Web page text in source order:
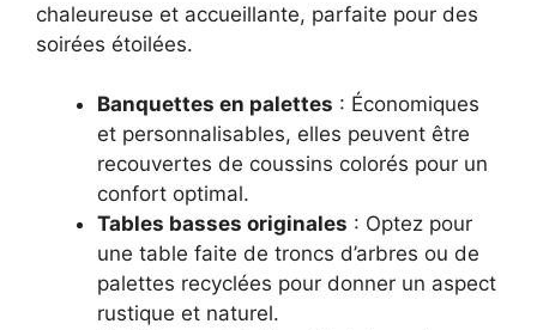
chaleureuse et accueillante, parfaite pour des
soirées étoilées.
Banquettes en palettes : Économiques
et personnalisables, elles peuvent être
recouvertes de coussins colorés pour un
confort optimal.
Tables basses originales : Optez pour
une table faite de troncs d’arbres ou de
palettes recyclées pour donner un aspect
rustique et naturel.